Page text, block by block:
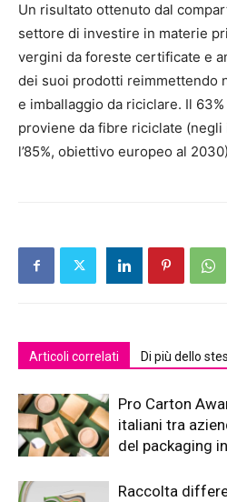
Un risultato ottenuto dal
settore di investire in materie
vergini da foreste certificate e
dei suoi prodotti reimmettendo
e imballaggio da riciclare. Il
proviene da fibre riciclate
l’85%, obiettivo europeo al
Articoli correlati Di più dello
Pro Carton
italiani tra
del packaging
Raccolta